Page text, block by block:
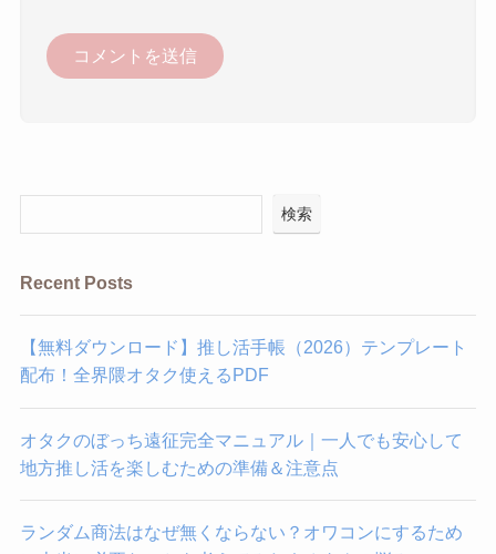
検索
Recent Posts
【無料ダウンロード】推し活手帳（2026）テンプレート
配布！全界隈オタク使えるPDF
オタクのぼっち遠征完全マニュアル｜一人でも安心して
地方推し活を楽しむための準備＆注意点
ランダム商法はなぜ無くならない？オワコンにするため